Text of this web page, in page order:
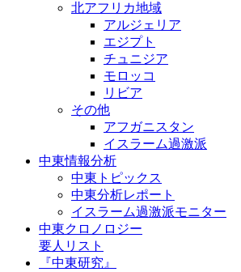
北アフリカ地域
アルジェリア
エジプト
チュニジア
モロッコ
リビア
その他
アフガニスタン
イスラーム過激派
中東情報分析
中東トピックス
中東分析レポート
イスラーム過激派モニター
中東クロノロジー
要人リスト
『中東研究』